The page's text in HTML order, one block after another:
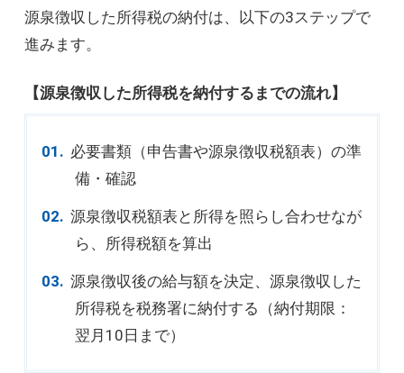
源泉徴収した所得税の納付は、以下の3ステップで
進みます。
【源泉徴収した所得税を納付するまでの流れ】
必要書類（申告書や源泉徴収税額表）の準
備・確認
源泉徴収税額表と所得を照らし合わせなが
ら、所得税額を算出
源泉徴収後の給与額を決定、源泉徴収した
所得税を税務署に納付する（納付期限：
翌月10日まで）